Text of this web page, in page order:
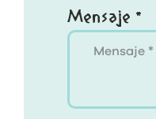
Mensaje *